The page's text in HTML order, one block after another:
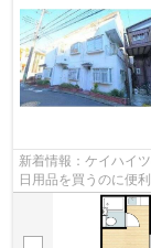
新着情報：ケイハイ
日用品を買うのに便
件はアパートです♪行